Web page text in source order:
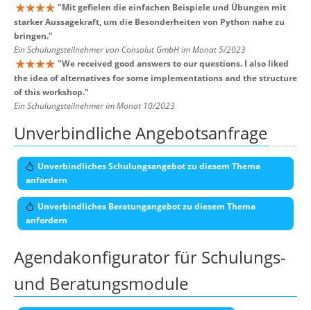
"Mit gefielen die einfachen Beispiele und Übungen mit
starker Aussagekraft, um die Besonderheiten von Python nahe zu
bringen."
Ein Schulungsteilnehmer von Consolut GmbH im Monat 5/2023
"We received good answers to our questions. I also liked
the idea of alternatives for some implementations and the structure
of this workshop."
Ein Schulungsteilnehmer im Monat 10/2023
Unverbindliche Angebotsanfrage
Unverbindliches Schulungsangebot zu diesem Thema
anfordern
Unverbindliches Beratungangebot zu diesem Thema
anfordern
Agendakonfigurator für Schulungs-
und Beratungsmodule